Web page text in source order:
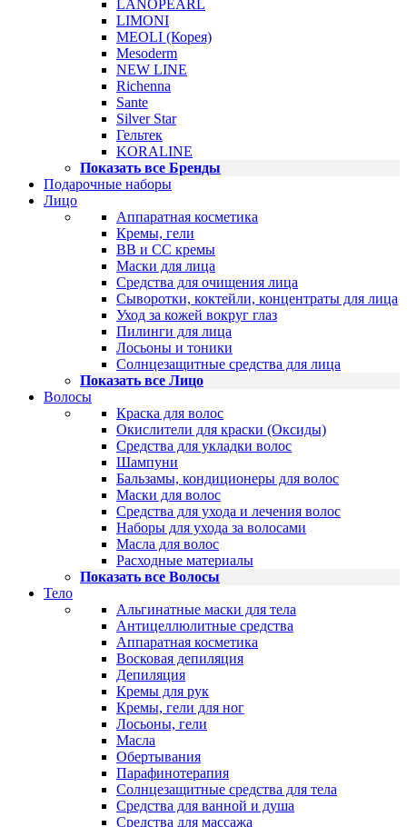
LANOPEARL
LIMONI
MEOLI (Корея)
Mesoderm
NEW LINE
Richenna
Sante
Silver Star
Гельтек
KORALINE
Показать все Бренды
Подарочные наборы
Лицо
Аппаратная косметика
Кремы, гели
BB и CC кремы
Маски для лица
Средства для очищения лица
Сыворотки, коктейли, концентраты для лица
Уход за кожей вокруг глаз
Пилинги для лица
Лосьоны и тоники
Солнцезащитные средства для лица
Показать все Лицо
Волосы
Краска для волос
Окислители для краски (Оксиды)
Средства для укладки волос
Шампуни
Бальзамы, кондиционеры для волос
Маски для волос
Средства для ухода и лечения волос
Наборы для ухода за волосами
Масла для волос
Расходные материалы
Показать все Волосы
Тело
Альгинатные маски для тела
Антицеллюлитные средства
Аппаратная косметика
Восковая депиляция
Депиляция
Кремы для рук
Кремы, гели для ног
Лосьоны, гели
Масла
Обертывания
Парафинотерапия
Солнцезащитные средства для тела
Средства для ванной и душа
Средства для массажа